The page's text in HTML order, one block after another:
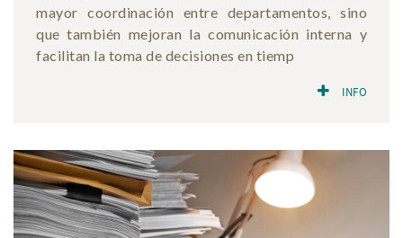
mayor coordinación entre departamentos, sino
que también mejoran la comunicación interna y
facilitan la toma de decisiones en tiemp
INFO